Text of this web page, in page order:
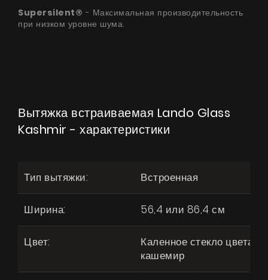
Supersilent® - Максимальная производительность
при низком уровне шума.
Вытяжка встраиваемая Lando Glass
Kashmir - характеристики
Тип вытяжки: Встроенная
Ширина: 56,4 или 86,4 см
Цвет:
Каленное стекло цвета
кашемир